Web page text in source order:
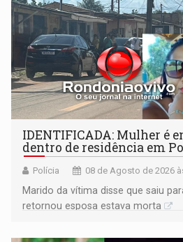
IDENTIFICADA: Mulher é
dentro de residência em
Polícia 08 de Agosto de 2026
Marido da vítima disse que saiu
retornou esposa estava morta